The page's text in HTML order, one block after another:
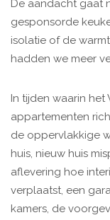
De aandacht gaat
gesponsorde
isolatie of de
hadden we meer
In tijden waarin
appartementen
de oppervlakkige
huis, nieuw huis
aflevering hoe
verplaatst, een
kamers, de